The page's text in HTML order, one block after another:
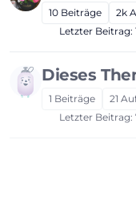
10 Beiträge 2k
Letzter Beitrag:
Dieses
1 Beiträge 21
Letzter Beitrag: